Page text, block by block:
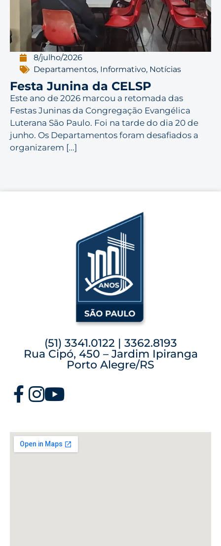
8/julho/2026
Departamentos, Informativo, Notícias
Festa Junina da CELSP
Este ano de 2026 marcou a retomada das
Festas Juninas da Congregação Evangélica
Luterana São Paulo. Foi na tarde do dia 20 de
junho. Os Departamentos foram desafiados a
organizarem [...]
(51) 3341.0122 | 3362.8193
Rua Cipó, 450 – Jardim Ipiranga
Porto Alegre/RS